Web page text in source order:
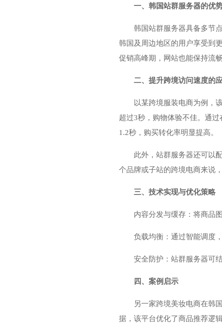
一、 韩国站群服务器的优
韩国站群服务器具备多节
韩国及周边地区的用户享受到
促销高峰期，网站也能保持流
二、提升跨境访问速度的
以某跨境服装电商为例，
超过3秒，购物体验不佳。通
1.2秒，购买转化率明显提高。
此外，站群服务器还可以
个品牌或子站的跨境电商来说
三、技术实现与优化策略
内容分发与缓存：将商品
负载均衡：通过智能调度
安全防护：站群服务器可
四、案例启示
另一家跨境美妆电商在韩
据，该平台优化了商品推荐逻